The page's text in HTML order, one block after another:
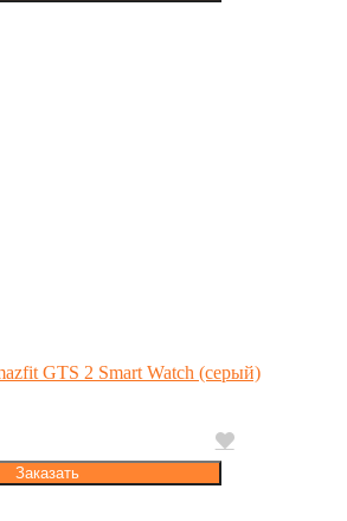
GTS 2 Smart Watch (серый)
Заказать